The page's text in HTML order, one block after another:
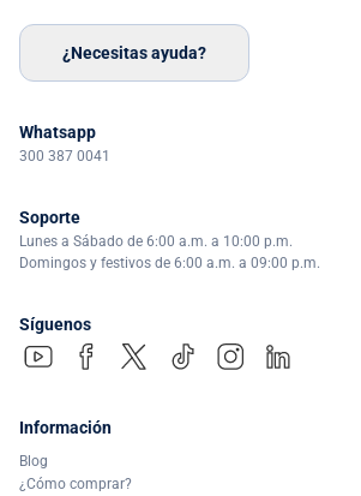
¿Necesitas ayuda?
Whatsapp
300 387 0041
Soporte
Lunes a Sábado de 6:00 a.m. a 10:00 p.m.
Domingos y festivos de 6:00 a.m. a 09:00 p.m.
Síguenos
Información
Blog
¿Cómo comprar?